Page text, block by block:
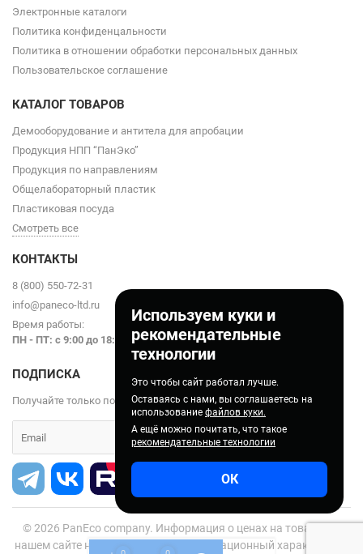
Используем куки и
рекомендательные
технологии
Это чтобы сайт работал лучше.
Оставаясь с нами, вы соглашаетесь на
использование файлов куки.
А ещё можно почитать, что такое
рекомендательные технологии
ОК
Электронные каталоги
Политика конфиденцальности
Политика в отношении обработки персональных данных
Пользовательское соглашение
КАТАЛОГ ТОВАРОВ
Демооборудование и антитела для апробации
Продукция НПП “ПанЭко”
Продукция по направлениям
Общелабораторный пластик
Пластиковая посуда
Смотреть все
КОНТАКТЫ
8 (800) 550-72-31
info@paneco-ltd.ru
Время работы:
ПН - ПТ: с 9:00 до 18:00
ПОДПИСКА
Получайте только полезные статьи!
© 2026 PanEco company. Информация о ценах на товары на
нашем сайте носит справочно-информационный характер и не